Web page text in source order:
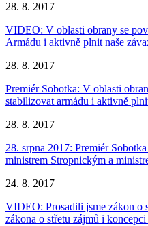
28. 8. 2017
VIDEO: V oblasti obrany se
Armádu i aktivně plnit naše
28. 8. 2017
Premiér Sobotka: V oblasti
stabilizovat armádu i aktivně
28. 8. 2017
28. srpna 2017: Premiér
ministrem Stropnickým a
24. 8. 2017
VIDEO: Prosadili jsme zákon o
zákona o střetu zájmů i